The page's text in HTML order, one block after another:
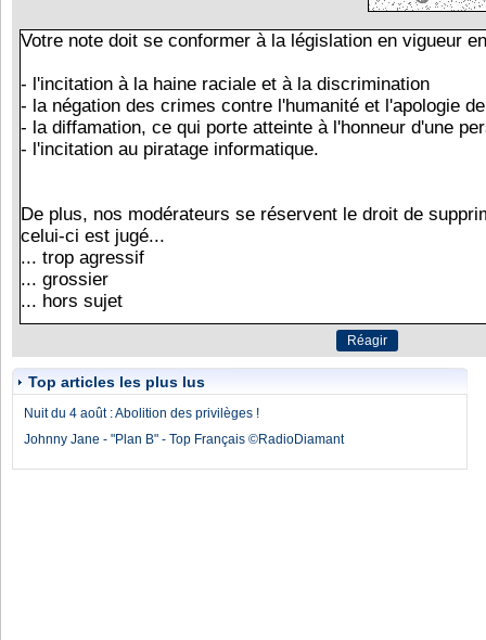
Top articles les plus lus
Nuit du 4 août : Abolition des privilèges !
Johnny Jane - "Plan B" - Top Français ©RadioDiamant